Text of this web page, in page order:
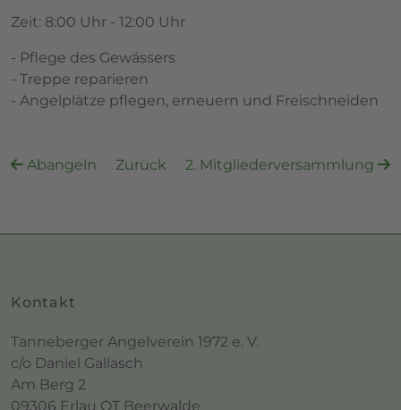
Zeit: 8:00 Uhr - 12:00 Uhr
- Pflege des Gewässers
- Treppe reparieren
- Angelplätze pflegen, erneuern und Freischneiden
Abangeln Zurück 2. Mitgliederversammlung
Kontakt
Tanneberger Angelverein 1972 e. V.
c/o Daniel Gallasch
Am Berg 2
09306 Erlau OT Beerwalde